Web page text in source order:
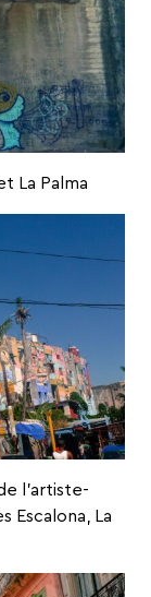
La Palma
l’artiste-
Escalona, La